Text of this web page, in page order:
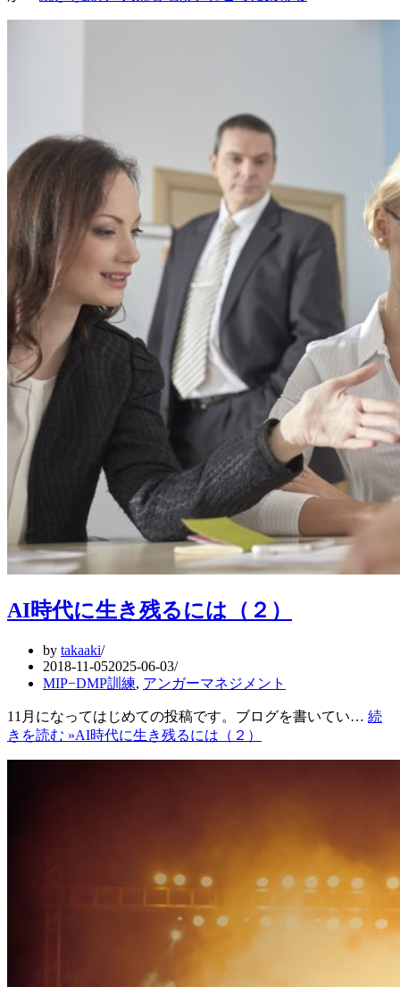
AI時代に生き残るには（２）
by takaaki
2018-11-052025-06-03
MIP−DMP訓練, アンガーマネジメント
11月になってはじめての投稿です。ブログを書いてい… 続
きを読む »AI時代に生き残るには（２）